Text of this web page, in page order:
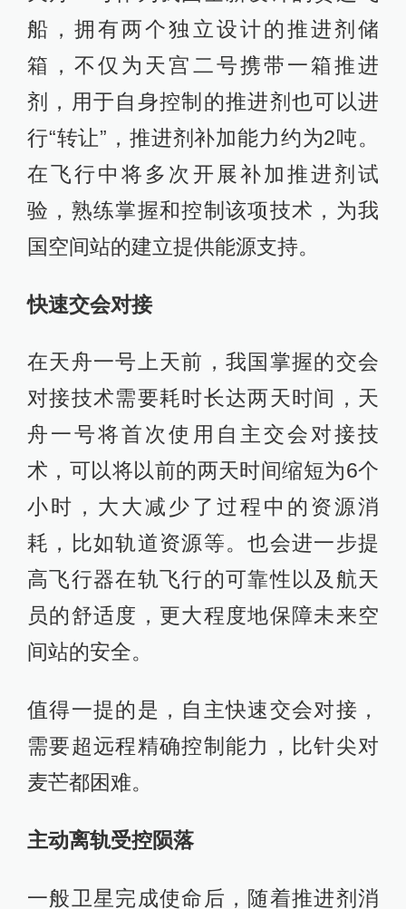
船，拥有两个独立设计的推进剂储
箱，不仅为天宫二号携带一箱推进
剂，用于自身控制的推进剂也可以进
行“转让”，推进剂补加能力约为2吨。
在飞行中将多次开展补加推进剂试
验，熟练掌握和控制该项技术，为我
国空间站的建立提供能源支持。
快速交会对接
在天舟一号上天前，我国掌握的交会
对接技术需要耗时长达两天时间，天
舟一号将首次使用自主交会对接技
术，可以将以前的两天时间缩短为6个
小时，大大减少了过程中的资源消
耗，比如轨道资源等。也会进一步提
高飞行器在轨飞行的可靠性以及航天
员的舒适度，更大程度地保障未来空
间站的安全。
值得一提的是，自主快速交会对接，
需要超远程精确控制能力，比针尖对
麦芒都困难。
主动离轨受控陨落
一般卫星完成使命后，随着推进剂消